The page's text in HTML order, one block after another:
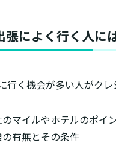
張によく行く人に
行く機会が多い人がク
マイルやホテルのポイ
有無とその条件